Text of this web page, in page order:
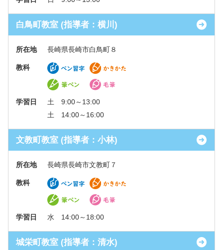
白鳥町教室 (指導者：横川)
所在地 長崎県長崎市白鳥町８
教科
学習日
土 9:00～13:00
土 14:00～16:00
文教町教室 (指導者：小林)
所在地 長崎県長崎市文教町７
教科
学習日 水 14:00～18:00
城栄町教室 (指導者：清水)